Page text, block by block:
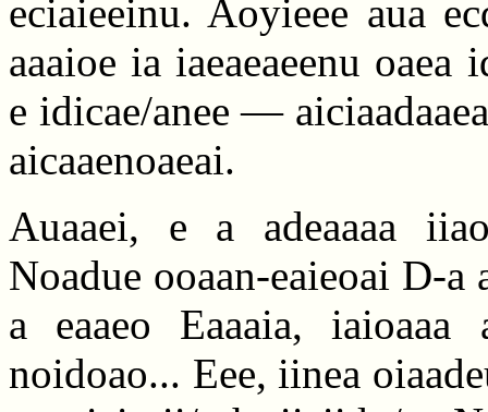
eciaieeinu. Aoyieee aua
aaaioe ia iaeaeaeenu oaea
e idicae/anee —
aicaaenoaeai.
Auaaei, e a adeaaaa
Noadue ooaan-eaieoai D-
a eaaeo Eaaaia,
noidoao... Eee, iinea